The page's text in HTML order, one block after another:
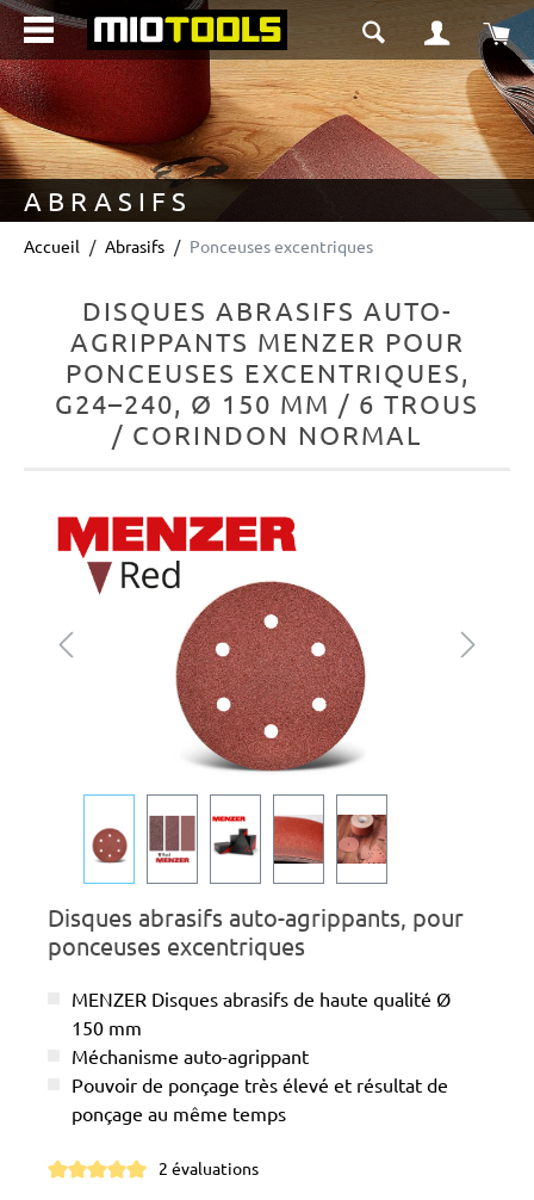
principal
ABRASIFS
Accueil Abrasifs Ponceuses excentriques
DISQUES ABRASIFS AUTO-
AGRIPPANTS MENZER POUR
PONCEUSES EXCENTRIQUES,
G24–240, Ø 150 MM / 6 TROUS
/ CORINDON NORMAL
Ignorer la galerie d'images
Disques abrasifs auto-agrippants, pour
ponceuses excentriques
MENZER Disques abrasifs de haute qualité Ø
150 mm
Méchanisme auto-agrippant
Pouvoir de ponçage très élevé et résultat de
ponçage au même temps
2 évaluations